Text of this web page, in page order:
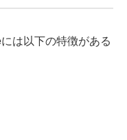
は以下の特徴がある